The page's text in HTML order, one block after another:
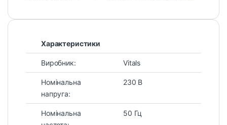
Характеристики
Виробник: Vitals
Номінальна
напруга:
230 В
Номінальна
50 Гц